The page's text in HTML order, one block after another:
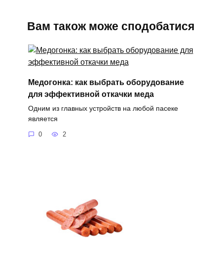
Вам також може сподобатися
Медогонка: как выбрать оборудование
для эффективной откачки меда
Одним из главных устройств на любой пасеке
является
0 2